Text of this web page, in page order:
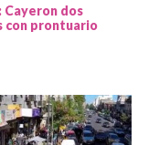
Cayeron dos
con prontuario